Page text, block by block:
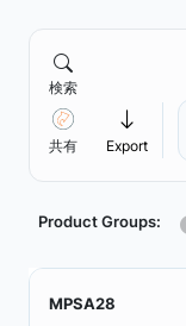
検索
共有 Export
Product Groups:
MPSA28